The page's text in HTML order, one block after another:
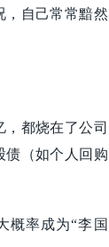
，自己常常黯然
都烧在了公司
债（如个人回购
概率成为“李国